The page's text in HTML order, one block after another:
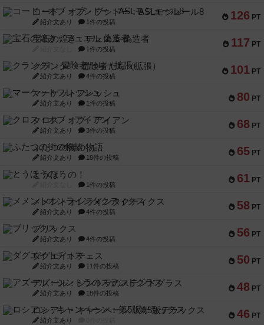
126 PT
コード・オブ・ブシドー：ASLモジュール8
紹介文あり 1件の投稿
117 PT
宝石の煌き：デュエル 偽造者
1件の投稿
101 PT
クランク! ：冒険者たち（拡張）
紹介文あり 4件の投稿
80 PT
マーケットフレッシュ
紹介文あり 1件の投稿
68 PT
クロス・オブ・アイアン
紹介文あり 3件の投稿
65 PT
ふたつの街の物語
紹介文あり 18件の投稿
61 PT
とうほうの！
1件の投稿
58 PT
メメントオンラインタクティクス
紹介文あり 4件の投稿
56 PT
ブリックス
紹介文あり 4件の投稿
50 PT
ダグエイトチェス
紹介文あり 11件の投稿
48 PT
アズール：シントラのステンドグラス
紹介文あり 18件の投稿
46 PT
ロシアン・キャンペーン：第5版デラックス
紹介文あり